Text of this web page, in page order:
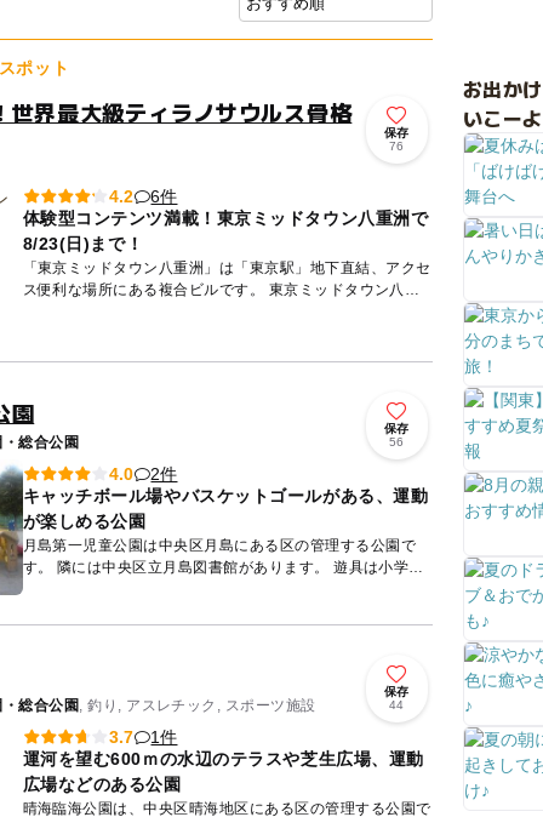
ポット
世界最大級ティラノサウルス骨格
保存
76
4.2
6件
体験型コンテンツ満載！東京ミッドタウン八重洲で
8/23(日)まで！
「東京ミッドタウン八重洲」は「東京駅」地下直結、アクセ
ス便利な場所にある複合ビルです。 東京ミッドタウン八重
園
・総合公園
保存
56
4.0
2件
キャッチボール場やバスケットゴールがある、運動
が楽しめる公園
月島第一児童公園は中央区月島にある区の管理する公園で
す。 隣には中央区立月島図書館があります。 遊具は小学生
くらいに向いている複合遊具と幼児に向いている複合遊具の
・総合公園 , 釣り, アスレチック, スポーツ施設
保存
44
3.7
1件
運河を望む600ｍの水辺のテラスや芝生広場、運動
広場などのある公園
晴海臨海公園は、中央区晴海地区にある区の管理する公園で
お出か
いこー